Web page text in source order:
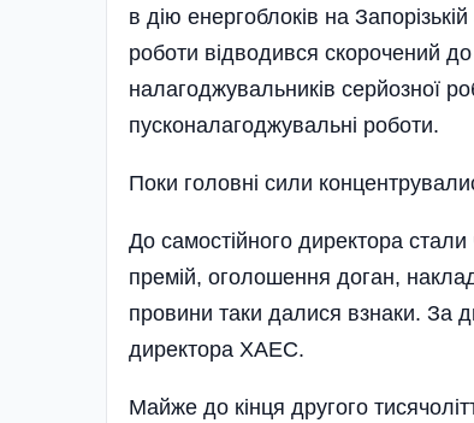
в дію енергоблоків на
роботи відводився скорочений
налагоджувальників серйозної
пусконалагоджувальні роботи.
Поки головні сили
До самостійного ди­ректора
пре­мій, оголошення доган,
провини таки далися взнаки. За
директора ХАЕС.
Майже до кінця другого